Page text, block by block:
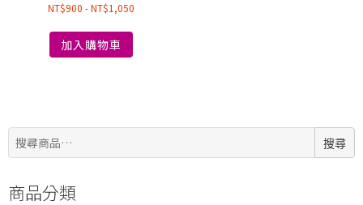
NT$900 -NT$1,050
加入購物車
搜
尋:
搜尋
商品分類